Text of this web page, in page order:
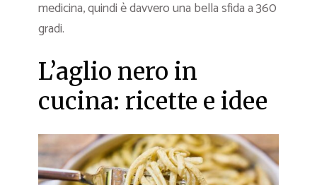
medicina, quindi è davvero una bella sfida a 360
gradi.
L’aglio nero in
cucina: ricette e idee